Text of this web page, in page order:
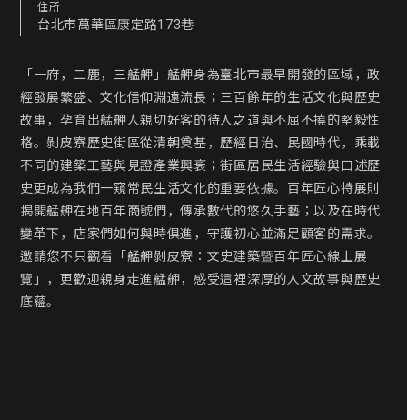
住所
台北市萬華區康定路173巷
「一府，二鹿，三艋舺」艋舺身為臺北市最早開發的區域，政
經發展繁盛、文化信仰淵遠流長；三百餘年的生活文化與歷史
故事，孕育出艋舺人親切好客的待人之道與不屈不撓的堅毅性
格。剝皮寮歷史街區從清朝奠基，歷經日治、民國時代，乘載
不同的建築工藝與見證產業興衰；街區居民生活經驗與口述歷
史更成為我們一窺常民生活文化的重要依據。百年匠心特展則
揭開艋舺在地百年商號們，傳承數代的悠久手藝；以及在時代
變革下，店家們如何與時俱進，守護初心並滿足顧客的需求。
邀請您不只觀看「艋舺剝皮寮：文史建築暨百年匠心線上展
覽」，更歡迎親身走進艋舺，感受這裡深厚的人文故事與歷史
底蘊。